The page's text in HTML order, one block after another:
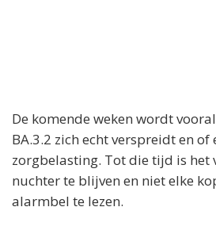
De komende weken wordt
BA.3.2 zich echt verspreidt en of
zorgbelasting. Tot die tijd is het
nuchter te blijven en niet elke
alarmbel te lezen.